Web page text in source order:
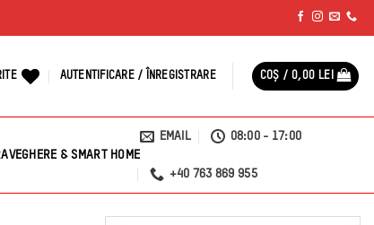
AUTENTIFICARE / ÎNREGISTRARE COȘ / 0,00 LEI
& SMART HOME
EMAIL 08:00 - 17:00
+40 763 869 955